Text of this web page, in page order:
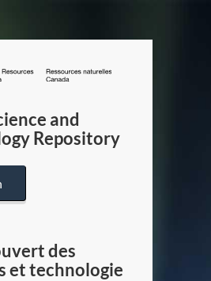
/
Canada
and
Repository
des
et technologie